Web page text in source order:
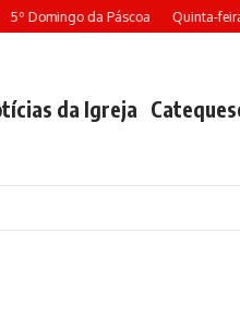
Domingo da Páscoa Quinta-feira
da Igreja